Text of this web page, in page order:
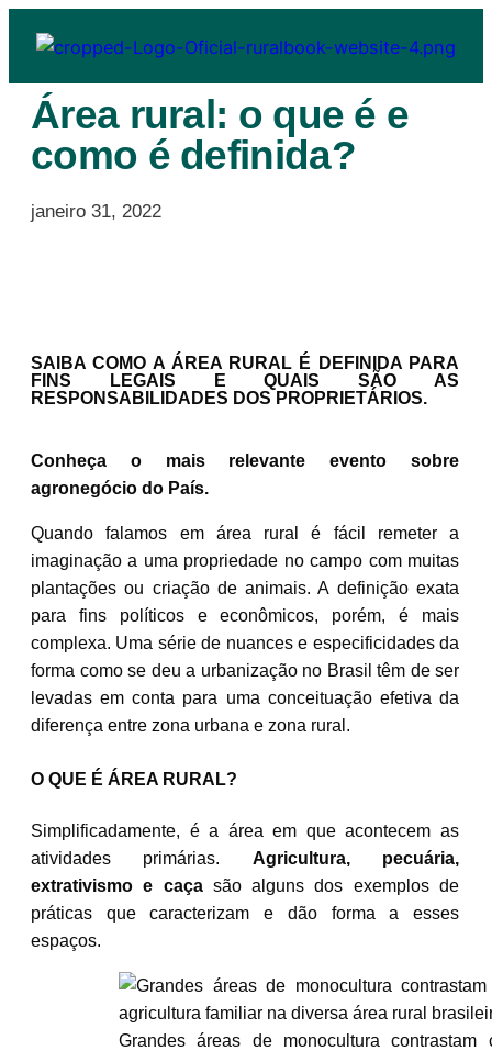
Área rural: o que é e
como é definida?
janeiro 31, 2022
SAIBA COMO A ÁREA RURAL É DEFINIDA PARA
FINS LEGAIS E QUAIS SÃO AS
RESPONSABILIDADES DOS PROPRIETÁRIOS.
Conheça o mais relevante evento sobre
agronegócio do País.
Quando falamos em área rural é fácil remeter a
imaginação a uma propriedade no campo com muitas
plantações ou criação de animais. A definição exata
para fins políticos e econômicos, porém, é mais
complexa. Uma série de nuances e especificidades da
forma como se deu a urbanização no Brasil têm de ser
levadas em conta para uma conceituação efetiva da
diferença entre zona urbana e zona rural.
O QUE É ÁREA RURAL?
Simplificadamente, é a área em que acontecem as
atividades primárias. Agricultura, pecuária,
extrativismo e caçasão alguns dos exemplos de
práticas que caracterizam e dão forma a esses
espaços.
Grandes áreas de monocultura